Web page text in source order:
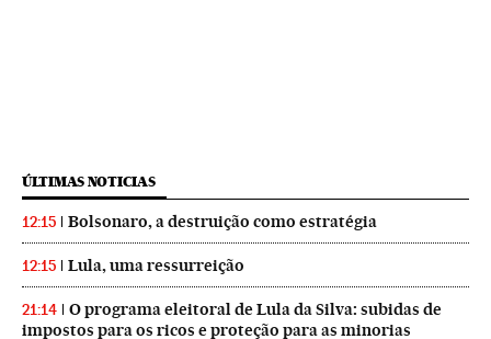
ÚLTIMAS NOTICIAS
12:15 Bolsonaro, a destruição como estratégia
12:15 Lula, uma ressurreição
21:14
O programa eleitoral de Lula da Silva: subidas de
impostos para os ricos e proteção para as minorias